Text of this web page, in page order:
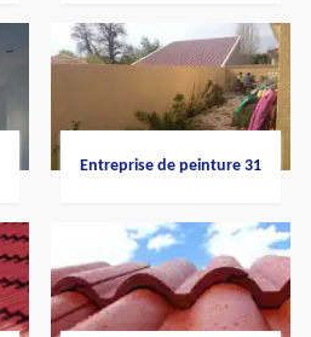
Entreprise de peinture 31